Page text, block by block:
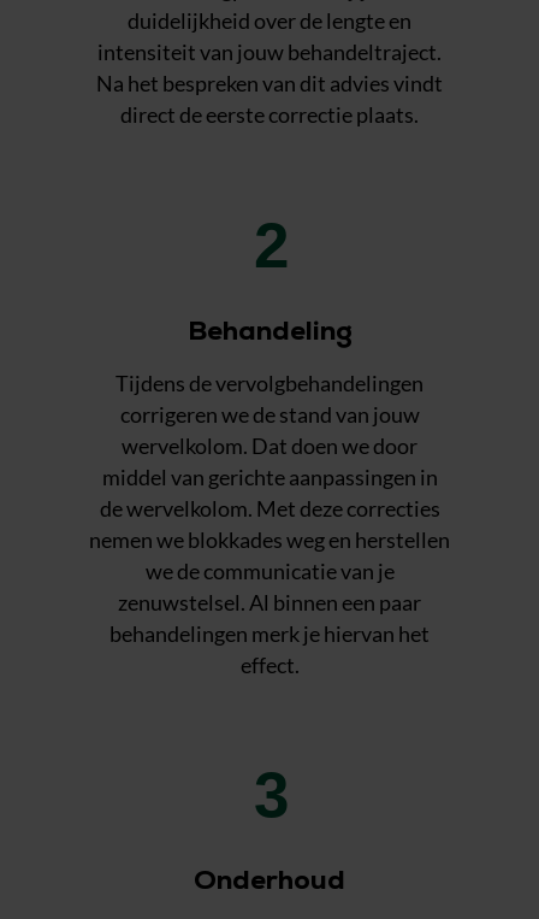
duidelijkheid over de lengte en
intensiteit van jouw behandeltraject.
Na het bespreken van dit advies vindt
direct de eerste correctie plaats.
2
Behandeling
Tijdens de vervolgbehandelingen
corrigeren we de stand van jouw
wervelkolom. Dat doen we door
middel van gerichte aanpassingen in
de wervelkolom. Met deze correcties
nemen we blokkades weg en herstellen
we de communicatie van je
zenuwstelsel. Al binnen een paar
behandelingen merk je hiervan het
effect.
3
Onderhoud